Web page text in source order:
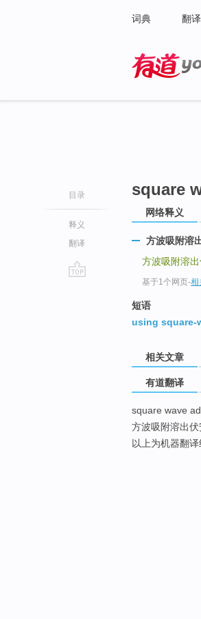
词典 翻译
目录
释义
翻译
square
网络释义
方波吸附溶
方波吸附溶
基于1个网页-相
短语
using square-
相关文章
有道翻译
square wave
方波吸附溶出伏
以上为机器翻